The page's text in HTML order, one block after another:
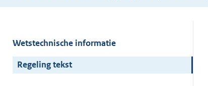
Wetstechnische informatie
Regeling tekst